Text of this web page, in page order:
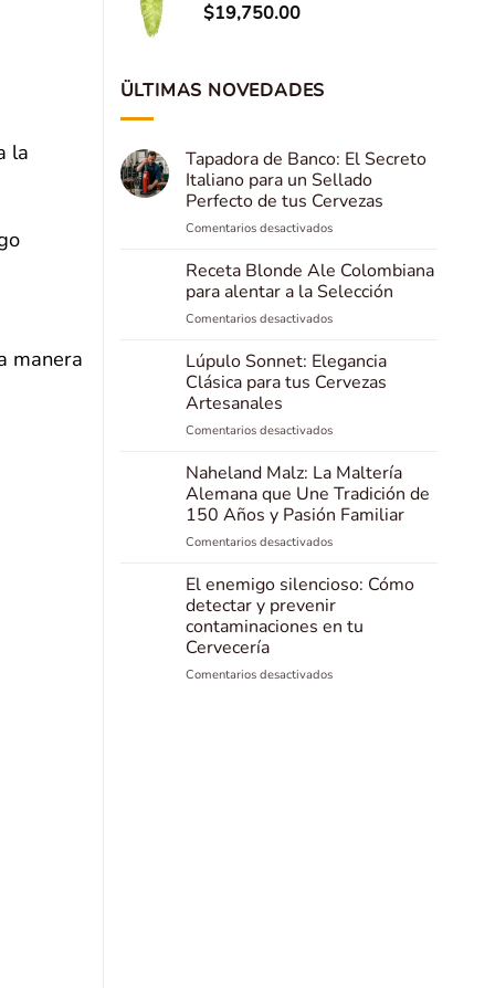
la
manera
$19,750.00
ÜLTIMAS NOVEDADES
Tapadora de Banco: El Secreto
Italiano para un Sellado
Perfecto de tus Cervezas
Comentarios desactivadosen
de
Banco:
El
Secreto
para
un
de
Cervezas
Receta Blonde Ale Colombiana
para alentar a la Selección
Comentarios desactivadosen
Blonde
Ale
Colombiana
alentar
la
Selección
Lúpulo Sonnet: Elegancia
Clásica para tus Cervezas
Artesanales
Comentarios desactivadosen
Sonnet:
Elegancia
Clásica
para
tus
Artesanales
Naheland Malz: La Maltería
Alemana que Une Tradición de
150 Años y Pasión Familiar
Comentarios desactivadosen
Malz:
La
Maltería
Alemana
Une
El enemigo silencioso: Cómo
detectar y prevenir
contaminaciones en tu
Cervecería
Comentarios desactivadosen